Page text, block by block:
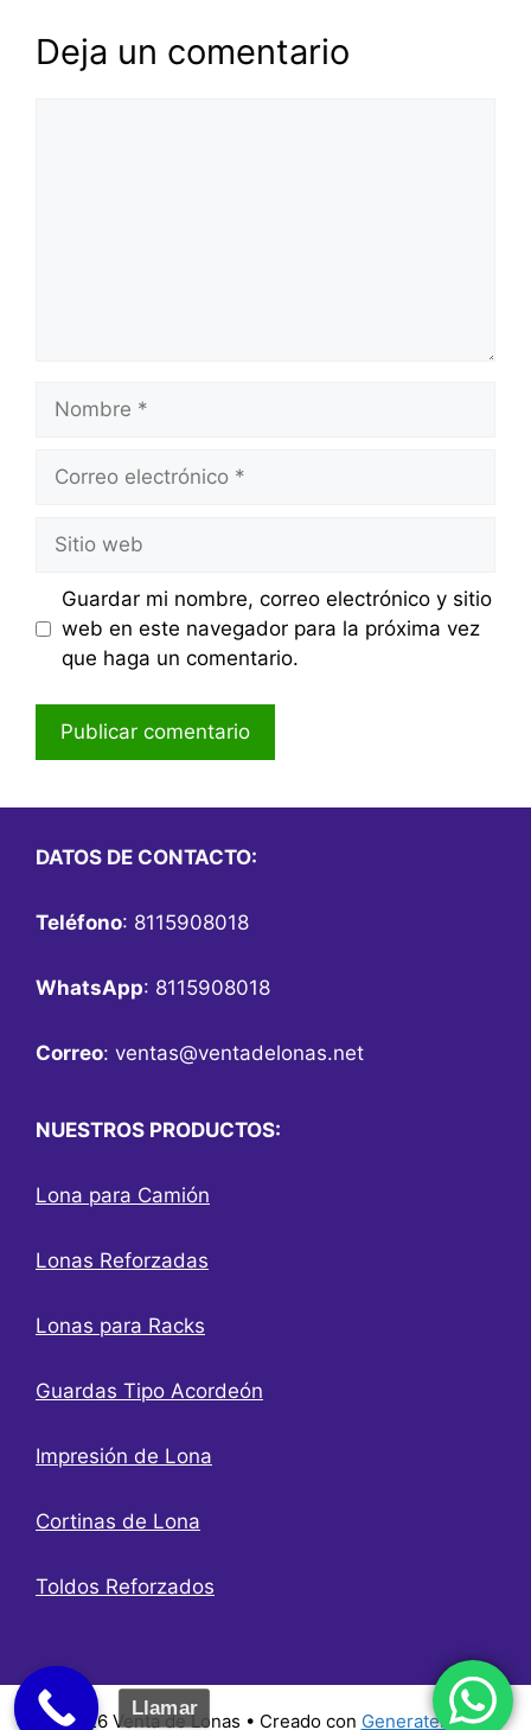
Deja un comentario
Nombre
Correo
Sitio
web
Guardar mi nombre, correo electrónico y sitio
web en este navegador para la próxima vez
que haga un comentario.
DATOS DE CONTACTO:
Teléfono: 8115908018
WhatsApp: 8115908018
Correo: ventas@ventadelonas.net
NUESTROS PRODUCTOS:
Lona para Camión
Lonas Reforzadas
Lonas para Racks
Guardas Tipo Acordeón
Impresión de Lona
Cortinas de Lona
Toldos Reforzados
© 2026 Venta de Lonas • Creado con GeneratePress
Llamar